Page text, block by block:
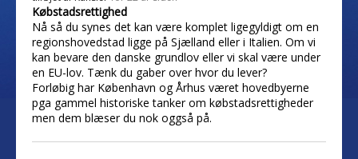
Købstadsrettighed
Nå så du synes det kan være komplet ligegyldigt om en
regionshovedstad ligge på Sjælland eller i Italien. Om vi
kan bevare den danske grundlov eller vi skal være under
en EU-lov. Tænk du gaber over hvor du lever?
Forløbig har København og Århus været hovedbyerne
pga gammel historiske tanker om købstadsrettigheder
men dem blæser du nok oggså på.